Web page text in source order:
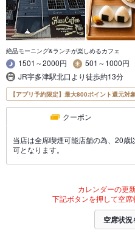
絶品モーニング&ランチが楽しめるカフェ
1501～2000円
501～1000円
JR宇多津駅北口より徒歩約13分
【アプリ予約限定】最大800ポイント還元対
クーポン
当店は全席喫煙可能店舗の為、20歳
可となります。
カレンダーの更
下記ボタンを押して空席
空席状況